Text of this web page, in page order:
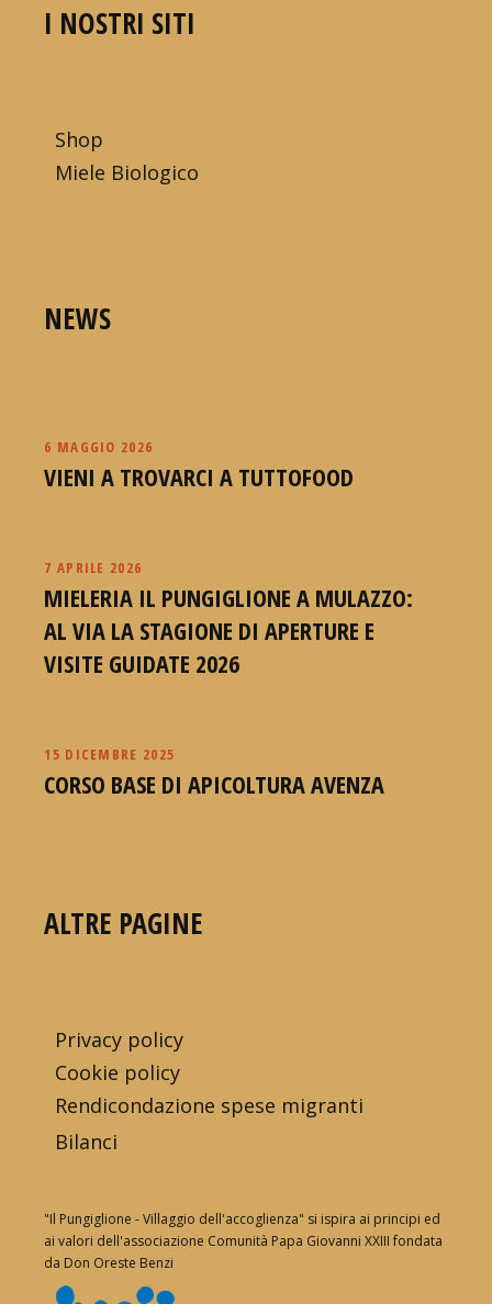
I NOSTRI SITI
Shop
Miele Biologico
NEWS
6 MAGGIO 2026
VIENI A TROVARCI A TUTTOFOOD
7 APRILE 2026
MIELERIA IL PUNGIGLIONE A MULAZZO:
AL VIA LA STAGIONE DI APERTURE E
VISITE GUIDATE 2026
15 DICEMBRE 2025
CORSO BASE DI APICOLTURA AVENZA
ALTRE PAGINE
Privacy policy
Cookie policy
Rendicondazione spese migranti
Bilanci
"Il Pungiglione - Villaggio dell'accoglienza" si ispira ai principi ed
ai valori dell'associazione Comunità Papa Giovanni XXIII fondata
da Don Oreste Benzi